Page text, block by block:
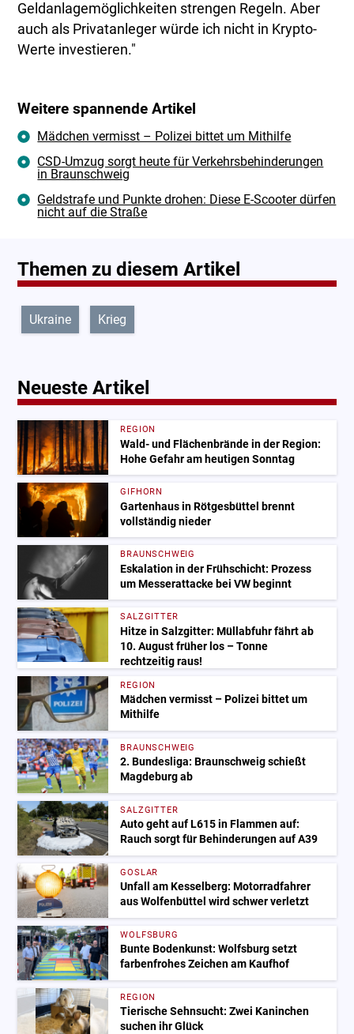
Geldanlagemöglichkeiten strengen Regeln. Aber
auch als Privatanleger würde ich nicht in Krypto-
Werte investieren."
Weitere spannende Artikel
Mädchen vermisst – Polizei bittet um Mithilfe
CSD-Umzug sorgt heute für Verkehrsbehinderungen
in Braunschweig
Geldstrafe und Punkte drohen: Diese E-Scooter dürfen
nicht auf die Straße
Themen zu diesem Artikel
Ukraine Krieg
Neueste Artikel
REGION
Wald- und Flächenbrände in der Region:
Hohe Gefahr am heutigen Sonntag
GIFHORN
Gartenhaus in Rötgesbüttel brennt
vollständig nieder
BRAUNSCHWEIG
Eskalation in der Frühschicht: Prozess
um Messerattacke bei VW beginnt
SALZGITTER
Hitze in Salzgitter: Müllabfuhr fährt ab
10. August früher los – Tonne
rechtzeitig raus!
REGION
Mädchen vermisst – Polizei bittet um
Mithilfe
BRAUNSCHWEIG
2. Bundesliga: Braunschweig schießt
Magdeburg ab
SALZGITTER
Auto geht auf L615 in Flammen auf:
Rauch sorgt für Behinderungen auf A39
GOSLAR
Unfall am Kesselberg: Motorradfahrer
aus Wolfenbüttel wird schwer verletzt
WOLFSBURG
Bunte Bodenkunst: Wolfsburg setzt
farbenfrohes Zeichen am Kaufhof
REGION
Tierische Sehnsucht: Zwei Kaninchen
suchen ihr Glück